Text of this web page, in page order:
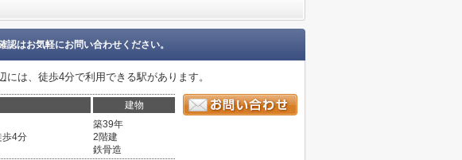
認はお気軽にお問い合わせください。
は、徒歩4分で利用できる駅があります。
建物
歩4分
築39年
2階建
鉄骨造